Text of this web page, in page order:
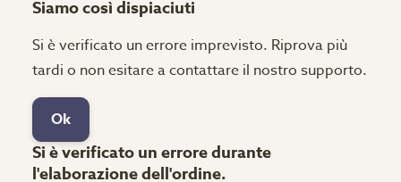
Siamo così dispiaciuti
Si è verificato un errore imprevisto. Riprova più
tardi o non esitare a contattare il nostro supporto.
Ok
Si è verificato un errore durante
l'elaborazione dell'ordine.